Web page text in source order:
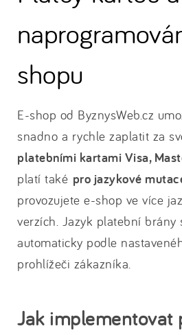
shopu
E-shop od ByznysWeb.cz
snadno a rychle zaplatit za
platebními kartami Visa,
platí také pro jazykové
provozujete e-shop ve více
verzích. Jazyk platební brány
automaticky podle
prohlížeči zákazníka.
Jak implementovat